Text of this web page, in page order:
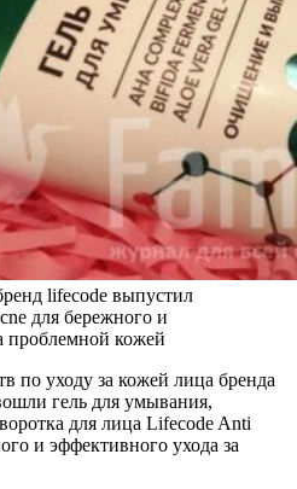
lifecode выпустил
для бережного и
проблемной кожей
по уходу за кожей лица бренда
гель для умывания,
для лица Lifecode Anti
и эффективного ухода за